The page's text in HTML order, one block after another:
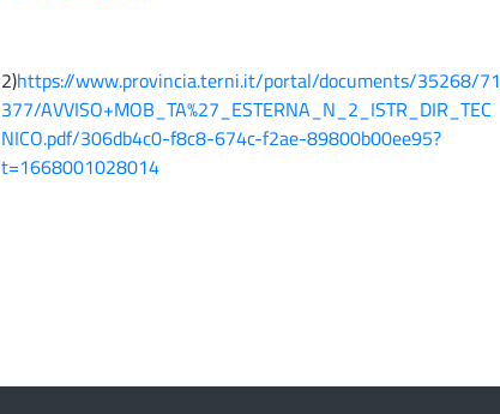
2)https://www.provincia.terni.it/portal/documents/35268/71
377/AVVISO+MOB_TA%27_ESTERNA_N_2_ISTR_DIR_TEC
NICO.pdf/306db4c0-f8c8-674c-f2ae-89800b00ee95?
t=1668001028014